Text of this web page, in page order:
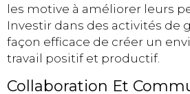
les motive à améliorer leurs
Investir dans des activités de
façon efficace de créer un
travail positif et productif.
Collaboration Et